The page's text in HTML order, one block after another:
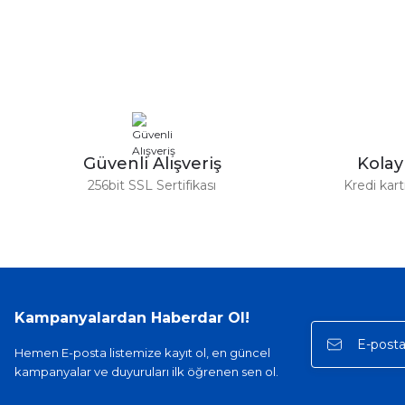
Ürün fiyatı diğer sitelerden daha pahalı.
Bu ürüne benzer farklı alternatifler olmalı.
Güvenli Alışveriş
256bit SSL Sertifikası Kredi
Kampanyalardan Haberdar Ol!
Hemen E-posta listemize kayıt ol, en güncel
kampanyalar ve duyuruları ilk öğrenen sen ol.